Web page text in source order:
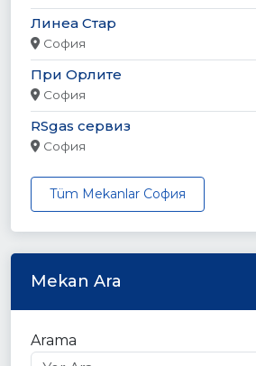
Линеа Стар
София
При Орлите
София
RSgas сервиз
София
Tüm Mekanlar София
Mekan Ara
Arama